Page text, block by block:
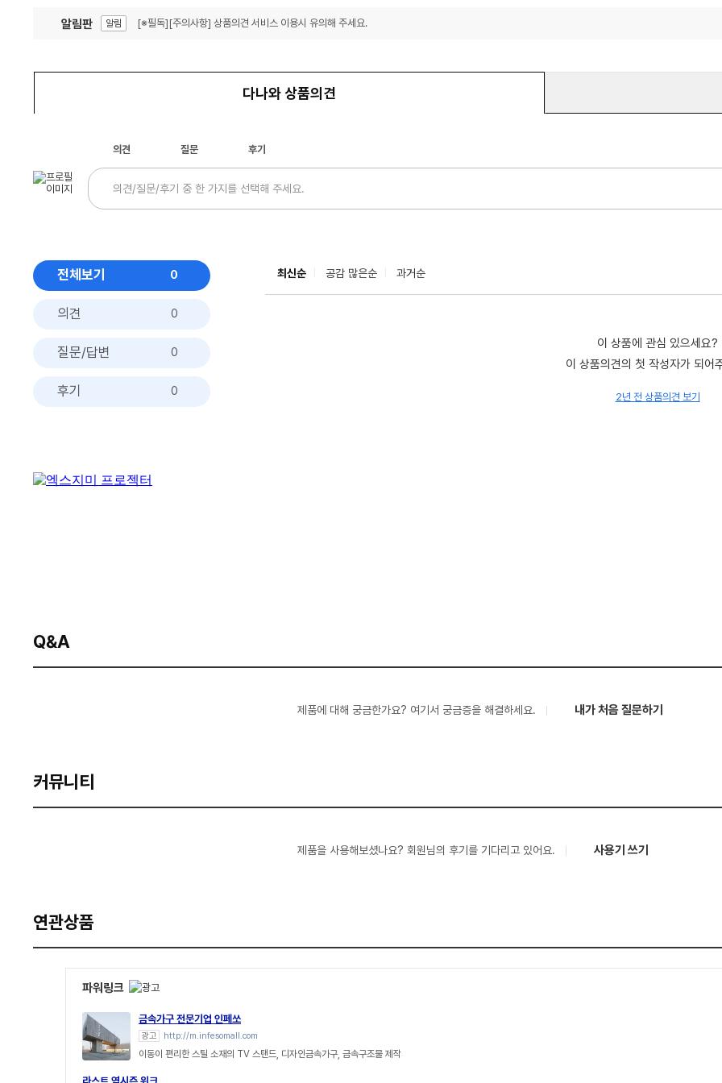
알림판 알림 [※필독][주의사항] 상품의견 서비스 이용시 유의해 주세요.
다나와 상품의견
의견 질문 후기
전체보기 0
의견 0
질문/답변 0
후기 0
최신순 공감 많은순 과거순
이 상품에 관심 있으세요?
이 상품의견의 첫 작성자가 되어
2년 전 상품의견 보기
Q&A
제품에 대해 궁금한가요? 여기서 궁금증을 해결하세요. 내가 처음 질문하기
커뮤니티
제품을 사용해보셨나요? 회원님의 후기를 기다리고 있어요. 사용기 쓰기
연관상품
파워링크
금속가구 전문기업 인페쏘
광고 http://m.infesomall.com
이동이 편리한 스틸 소재의 TV 스탠드, 디자인금속가구, 금속구조물 제작